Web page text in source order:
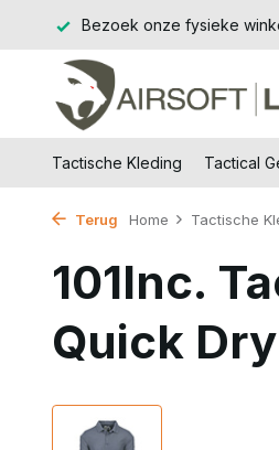
14 dagen retourtermijn –
Tactische Kleding Tactical
Terug Home Tactische
101Inc.
Quick